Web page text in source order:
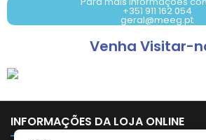
+351 911 162 054
geral@meeg.pt
Venha Visitar-
INFORMAÇÕES DA LOJA ONLINE